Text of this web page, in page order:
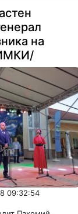
на
09:32:54
Пахомий,